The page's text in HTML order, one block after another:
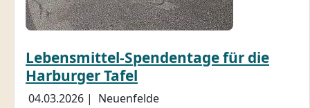
Lebensmittel-Spendentage für die
Harburger Tafel
04.03.2026 | Neuenfelde